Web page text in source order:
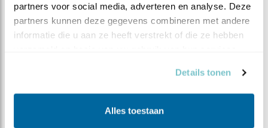
partners voor social media, adverteren en analyse. Deze
partners kunnen deze gegevens combineren met andere
informatie die u aan ze heeft verstrekt of die ze hebben
Details tonen
Alles toestaan
Ganzenbord